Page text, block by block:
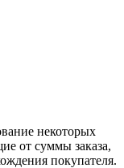
некоторых
от суммы заказа,
покупателя.